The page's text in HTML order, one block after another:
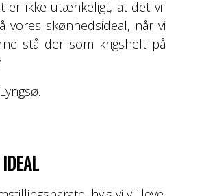
er ikke utænkeligt, at det vil
vores skønhedsideal, når vi
stå der som krigshelt på